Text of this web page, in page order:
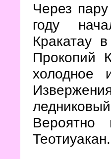
Через
году
Кракатау
Прокопий
холодное
Вероятно
Теотиуакан.